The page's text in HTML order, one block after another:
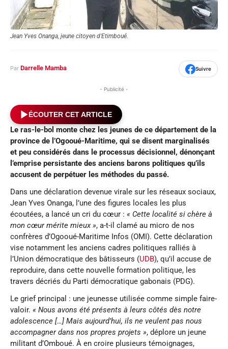
Jean Yves Onanga, jeune citoyen d'Etimboué.
Par Darrelle Mamba Suivre
- Publicité -
ÉCOUTER CET ARTICLE
Le ras-le-bol monte chez les jeunes de ce département de la
province de l’Ogooué-Maritime, qui se disent marginalisés
et peu considérés dans le processus décisionnel, dénonçant
l’emprise persistante des anciens barons politiques qu’ils
accusent de perpétuer les méthodes du passé.
Dans une déclaration devenue virale sur les réseaux sociaux,
Jean Yves Onanga, l’une des figures locales les plus
écoutées, a lancé un cri du cœur : « Cette localité si chère à
mon cœur mérite mieux », a-t-il clamé au micro de nos
confrères d’Ogooué-Maritime Infos (OMI). Cette déclaration
vise notamment les anciens cadres politiques ralliés à
l’Union démocratique des bâtisseurs (UDB), qu’il accuse de
reproduire, dans cette nouvelle formation politique, les
travers décriés du Parti démocratique gabonais (PDG).
Le grief principal : une jeunesse utilisée comme simple faire-
valoir. « Nous avons été présents à leurs côtés dès notre
adolescence […] Mais aujourd’hui, ils ne veulent pas nous
accompagner dans nos propres projets », déplore un jeune
militant d’Omboué. À en croire plusieurs témoignages,